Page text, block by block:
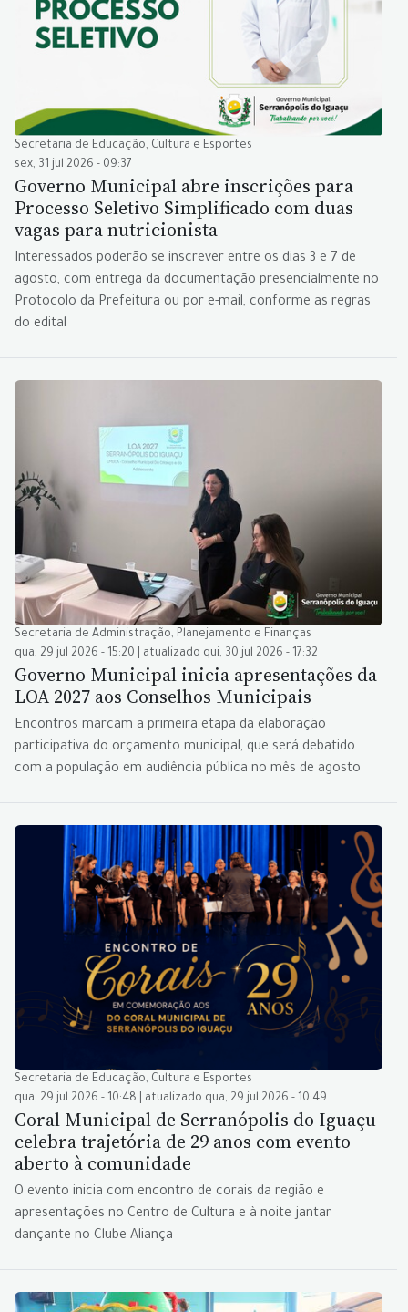
Secretaria de Educação, Cultura e Esportes
sex, 31 jul 2026 - 09:37
Governo Municipal abre inscrições para
Processo Seletivo Simplificado com duas
vagas para nutricionista
Interessados poderão se inscrever entre os dias 3 e 7 de
agosto, com entrega da documentação presencialmente no
Protocolo da Prefeitura ou por e-mail, conforme as regras
do edital
Secretaria de Administração, Planejamento e Finanças
qua, 29 jul 2026 - 15:20 | atualizado qui, 30 jul 2026 - 17:32
Governo Municipal inicia apresentações da
LOA 2027 aos Conselhos Municipais
Encontros marcam a primeira etapa da elaboração
participativa do orçamento municipal, que será debatido
com a população em audiência pública no mês de agosto
Secretaria de Educação, Cultura e Esportes
qua, 29 jul 2026 - 10:48 | atualizado qua, 29 jul 2026 - 10:49
Coral Municipal de Serranópolis do Iguaçu
celebra trajetória de 29 anos com evento
aberto à comunidade
O evento inicia com encontro de corais da região e
apresentações no Centro de Cultura e à noite jantar
dançante no Clube Aliança